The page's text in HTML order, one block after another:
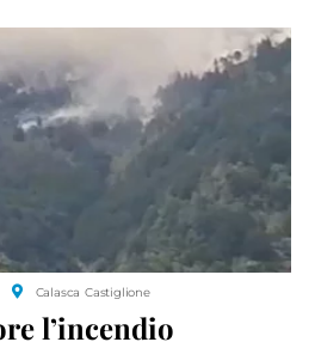
Calasca Castiglione
l’incendio